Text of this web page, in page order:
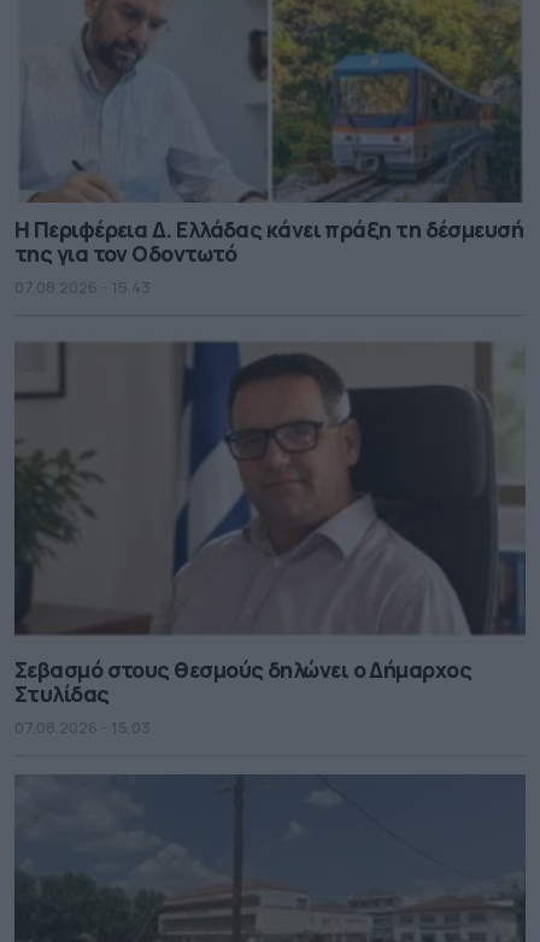
Η Περιφέρεια Δ. Ελλάδας κάνει πράξη τη δέσμευσή
της για τον Οδοντωτό
07.08.2026 - 15.43
Σεβασμό στους θεσμούς δηλώνει ο Δήμαρχος
Στυλίδας
07.08.2026 - 15.03